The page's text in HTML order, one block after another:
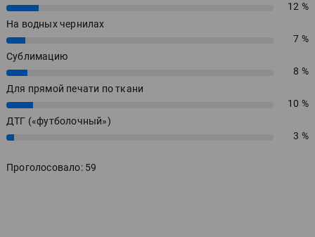
12%
12 %
На водных чернилах
7%
7 %
Сублимацию
8%
8 %
Для прямой печати по ткани
10%
10 %
ДТГ («футболочный»)
3% 3 %
Проголосовало: 59